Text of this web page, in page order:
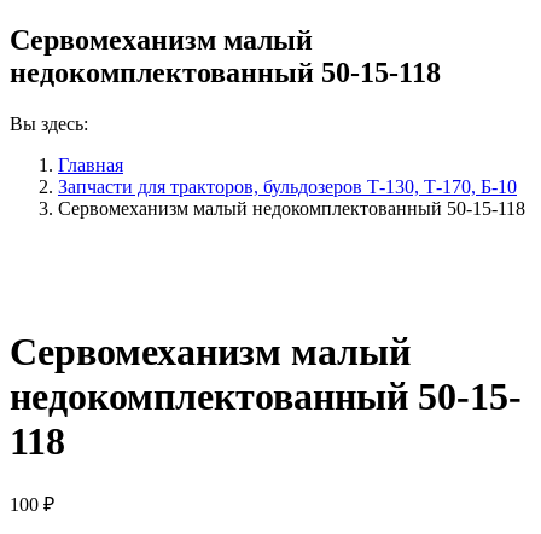
Сервомеханизм малый
недокомплектованный 50-15-118
Вы здесь:
Главная
Запчасти для тракторов, бульдозеров Т-130, Т-170, Б-10
Сервомеханизм малый недокомплектованный 50-15-118
Сервомеханизм малый
недокомплектованный 50-15-
118
100 ₽